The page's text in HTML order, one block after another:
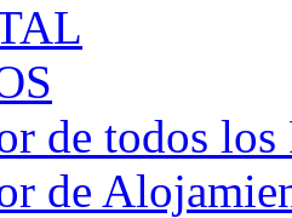
de todos los
de